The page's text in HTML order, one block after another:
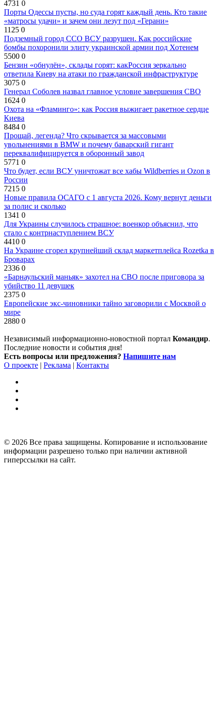
4731 0
Порты Одессы пусты, но суда горят каждый день. Кто такие
«матросы удачи» и зачем они лезут под «Герани»
1125 0
Подземный город ССО ВСУ разрушен. Как российские
бомбы похоронили элиту украинской армии под Хотенем
5500 0
Бензин «обнулён», склады горят: какРоссия зеркально
ответила Киеву на атаки по гражданской инфраструктуре
3075 0
Генерал Соболев назвал главное условие завершения СВО
1624 0
Охота на «Фламинго»: как Россия выжигает ракетное сердце
Киева
8484 0
Прощай, легенда? Что скрывается за массовыми
увольнениями в BMW и почему баварский гигант
переквалифицируется в оборонный завод
5771 0
Что будет, если ВСУ уничтожат все хабы Wildberries и Ozon в
России
7215 0
Новые правила ОСАГО с 1 августа 2026. Кому вернут деньги
за полис и сколько
1341 0
Для Украины случилось страшное: военкор объяснил, что
стало с контрнаступлением ВСУ
4410 0
На Украине сгорел крупнейший склад маркетплейса Rozetka в
Броварах
2336 0
«Барнаульский маньяк» захотел на СВО после приговора за
убийство 11 девушек
2375 0
Европейские экс-чиновники тайно заговорили с Москвой о
мире
2880 0
Независимый информационно-новостной портал Командир.
Последние новости и события дня!
Есть вопросы или предложения? Напишите нам
О проекте | Реклама | Контакты
© 2026 Все права защищены. Копирование и использование
информации разрешено только при наличии активной
гиперссылки на сайт.